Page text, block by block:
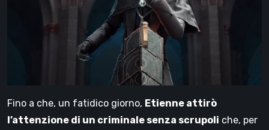
Fino a che, un fatidico giorno, Etienne attirò
l’attenzione di un criminale senza scrupoli che, per